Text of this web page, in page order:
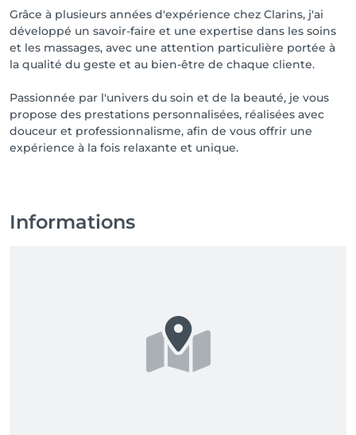
Grâce à plusieurs années d'expérience chez Clarins, j'ai
développé un savoir-faire et une expertise dans les soins
et les massages, avec une attention particulière portée à
la qualité du geste et au bien-être de chaque cliente.
Passionnée par l'univers du soin et de la beauté, je vous
propose des prestations personnalisées, réalisées avec
douceur et professionnalisme, afin de vous offrir une
expérience à la fois relaxante et unique.
Informations